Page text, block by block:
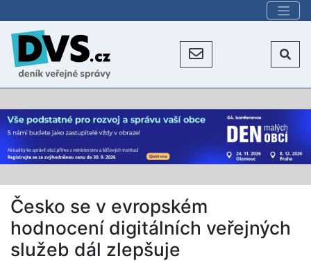
Česko se v evropském
hodnocení digitálních veřejných
služeb dál zlepšuje